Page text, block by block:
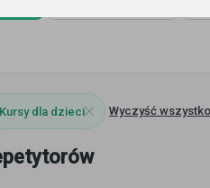
Kursy dla dzieci Wyczyść wszystko